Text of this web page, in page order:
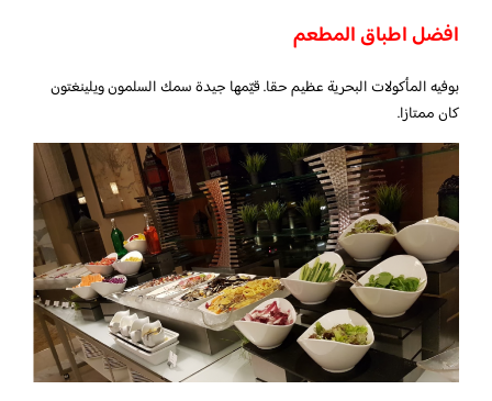
افضل اطباق المطعم
بوفيه المأكولات البحرية عظيم حقا. قيّمها جيدة سمك السلمون ويلينغتون
كان ممتازا.